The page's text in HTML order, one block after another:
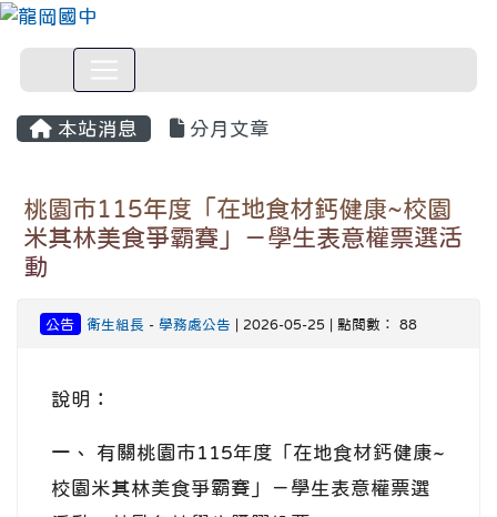
本站消息 分月文章
桃園市115年度「在地食材鈣健康~校園
米其林美食爭霸賽」－學生表意權票選活
動
公告 衛生組長 - 學務處公告 | 2026-05-25 | 點閱數： 88
說明：
一、 有關桃園市115年度「在地食材鈣健康~
校園米其林美食爭霸賽」－學生表意權票選